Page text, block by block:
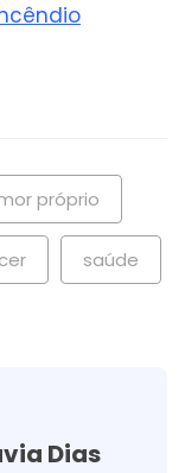
próprio
saúde
Dias